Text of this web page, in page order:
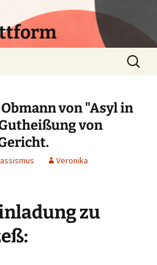
Suchen
nach:
von "Asyl in
von
Veronika
zu